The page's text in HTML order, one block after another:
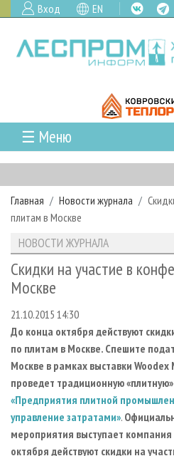
Вход EN
☰ Меню
ГЛАВНАЯ
РУБРИКИ И ТЕМЫ
РУБРИКИ ЖУРНАЛА
ЛЕСОЗАГОТОВКА
ЛЕСОПИЛЕНИЕ
СУШКА ДРЕВЕСИНЫ
ПРОИЗВОДСТВО ДРЕВЕСНЫХ
ДЕРЕВЯННОЕ ДОМОСТРОЕНИЕ
ПРОИЗВОДСТВО МЕБЕЛИ
БИОЭНЕРГЕТИКА
ЦБП
НОВОСТИ
НОВОСТИ ЛПК
НОВОСТИ ЖУРНАЛА
ПРОЕКТЫ ЛПИ
АНАЛИТИКА
ПРЕДПРИЯТИЯ ЛПК
ПЕРСОНЫ
МОБИЛЬНЫЕ ВЫСТАВКИ
ОФИЦИАЛЬНЫЕ ДЕЛЕГАЦИИ
ПРИОРИТЕТНЫЕ
RUSSIAN FORESTRY REVIEW
ГАЗЕТА ЛЕСПРОМФОРУМ
АРХИВ ЖУРНАЛОВ
О ЖУРНАЛЕ
ПОДПИСКА
КОНТАКТЫ
РЕКЛАМОДАТЕЛЯМ
РЕКЛАМА
РЕКЛАМА НА САЙТЕ
Главная Новости журнала
плитам в Москве
НОВОСТИ ЖУРНАЛА
Скидки на участие в
Москве
21.10.2015 14:30
До конца октября действуют
по плитам в Москве. Спешите
Москве в рамках выставки Woodex
проведет традиционную
«Предприятия плитной
управление затратами».
мероприятия выступает компания
октября действуют скидки на